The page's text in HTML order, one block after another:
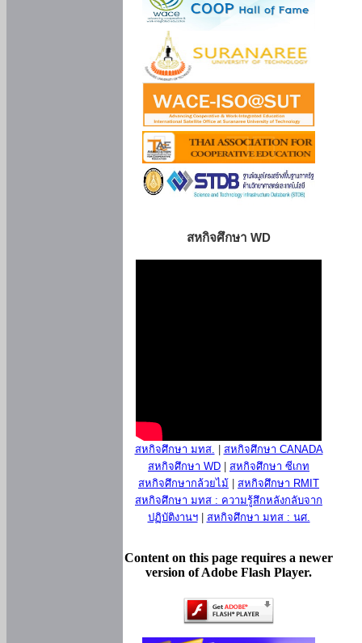
สหกิจศึกษา WD
สหกิจศึกษา มทส.
สหกิจศึกษา CANADA
สหกิจศึกษา WD
สหกิจศึกษา ซีเกท
สหกิจศึกษากล้วยไม้
สหกิจศึกษา RMIT
สหกิจศึกษา มทส : ความรู้สึกหลังกลับจาก
ปฏิบัติงานฯ| สหกิจศึกษา มทส : นศ.
Content on this page requires a newer
version of Adobe Flash Player.